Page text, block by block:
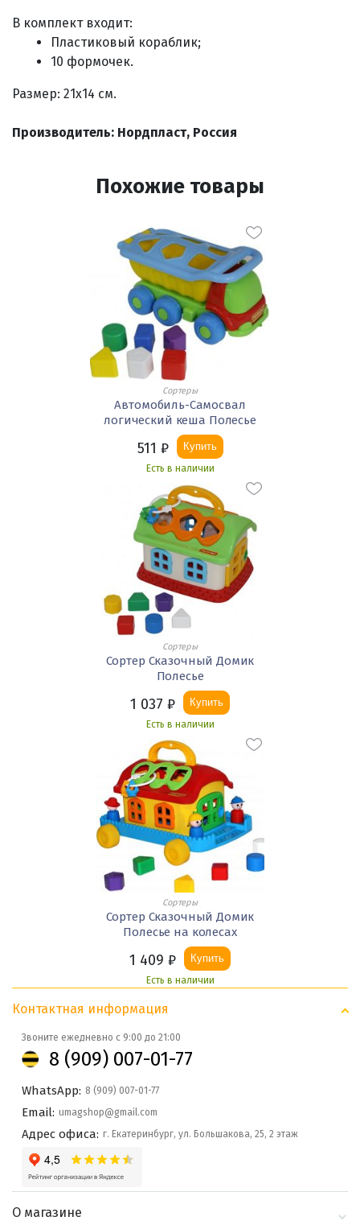
В комплект входит:
Пластиковый кораблик;
10 формочек.
Размер: 21х14 см.
Производитель: Нордпласт, Россия
Похожие товары
Сортеры
Автомобиль-Самосвал
логический кеша Полесье
511 ₽ Купить
Есть в наличии
Сортеры
Сортер Сказочный Домик
Полесье
1 037 ₽ Купить
Есть в наличии
Сортеры
Сортер Сказочный Домик
Полесье на колесах
1 409 ₽ Купить
Есть в наличии
Контактная информация
Звоните ежедневно с 9:00 до 21:00
8 (909) 007-01-77
WhatsApp: 8 (909) 007-01-77
Email: umagshop@gmail.com
Адрес офиса: г. Екатеринбург, ул. Большакова, 25, 2 этаж
О магазине